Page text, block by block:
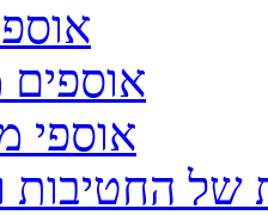
אוספים
אוספי
של החטיבות